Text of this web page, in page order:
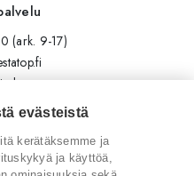
(ark. 9-17)
evästeistä
kerätäksemme ja
ja käyttöä,